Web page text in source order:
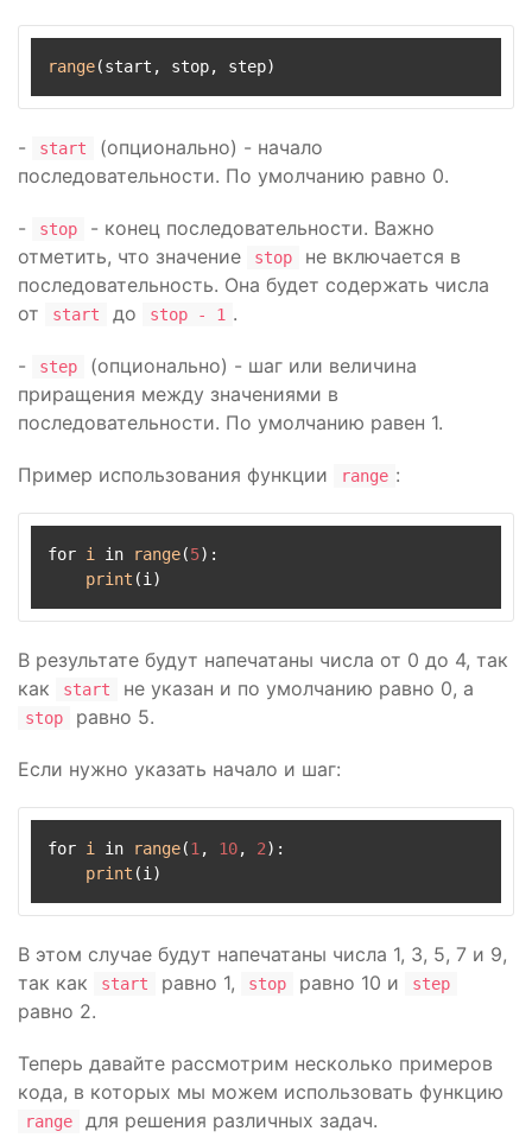
range
- start
(опционально) - начало
последовательности. По умолчанию равно 0.
- stop
- конец последовательности. Важно
отметить, что значение
stop
не включается в
последовательность. Она будет содержать числа
от
start до stop - 1 .
- step
(опционально) - шаг или величина
приращения между значениями в
последовательности. По умолчанию равен 1.
Пример использования функции range :
for i in range(5):
print
В результате будут напечатаны числа от 0 до 4, так
как
start не указан и по умолчанию равно 0, а
stop равно 5.
Если нужно указать начало и шаг:
for i in range(1 , 10, 2):
print
В этом случае будут напечатаны числа 1, 3, 5, 7 и 9,
так как
start равно 1, stop равно 10 и step
равно 2.
Теперь давайте рассмотрим несколько примеров
кода, в которых мы можем использовать функцию
range для решения различных задач.